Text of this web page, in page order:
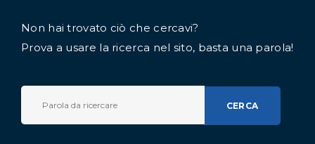
Non hai trovato ciò che cercavi?
Prova a usare la ricerca nel sito, basta una parola!
CERCA